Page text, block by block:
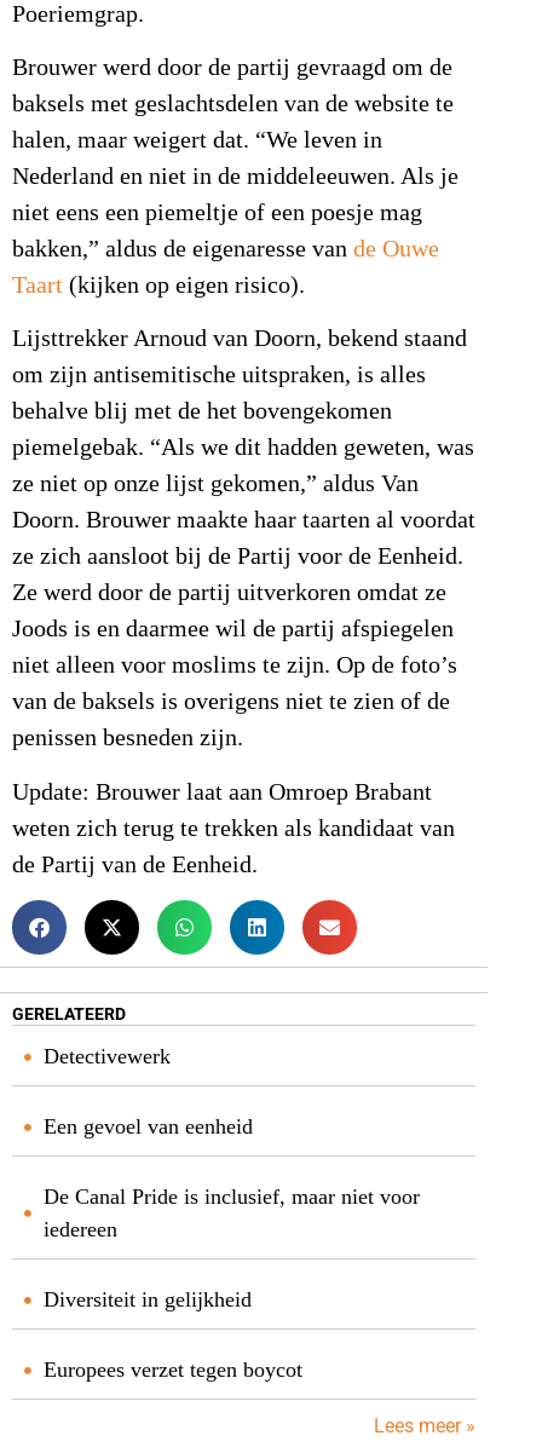
Poeriemgrap.
Brouwer werd door de partij gevraagd om de
baksels met geslachtsdelen van de website te
halen, maar weigert dat. “We leven in
Nederland en niet in de middeleeuwen. Als je
niet eens een piemeltje of een poesje mag
bakken,” aldus de eigenaresse van de Ouwe
Taart (kijken op eigen risico).
Lijsttrekker Arnoud van Doorn, bekend staand
om zijn antisemitische uitspraken, is alles
behalve blij met de het bovengekomen
piemelgebak. “Als we dit hadden geweten, was
ze niet op onze lijst gekomen,” aldus Van
Doorn. Brouwer maakte haar taarten al voordat
ze zich aansloot bij de Partij voor de Eenheid.
Ze werd door de partij uitverkoren omdat ze
Joods is en daarmee wil de partij afspiegelen
niet alleen voor moslims te zijn. Op de foto’s
van de baksels is overigens niet te zien of de
penissen besneden zijn.
Update: Brouwer laat aan Omroep Brabant
weten zich terug te trekken als kandidaat van
de Partij van de Eenheid.
GERELATEERD
Detectivewerk
Een gevoel van eenheid
De Canal Pride is inclusief, maar niet voor
iedereen
Diversiteit in gelijkheid
Europees verzet tegen boycot
Lees meer »